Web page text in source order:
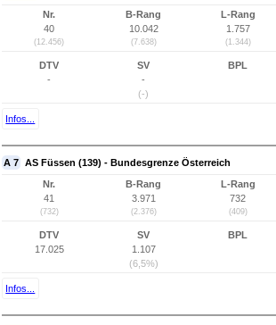
Nr.
40
(12.456)
B-Rang
10.042
(7.638)
L-Rang
1.757
(1.344)
DTV
-
SV
-
(-)
BPL
Infos...
A 7 AS Füssen (139) - Bundesgrenze Österreich
Nr.
41
(732)
B-Rang
3.971
(2.376)
L-Rang
732
(409)
DTV
17.025
SV
1.107
(6,5%)
BPL
Infos...